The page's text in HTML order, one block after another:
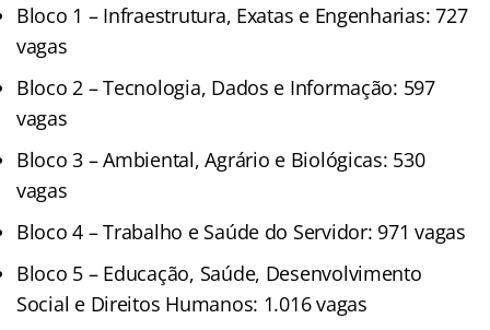
Bloco 1 – Infraestrutura, Exatas e Engenharias: 727
vagas
Bloco 2 – Tecnologia, Dados e Informação: 597
vagas
Bloco 3 – Ambiental, Agrário e Biológicas: 530
vagas
Bloco 4 – Trabalho e Saúde do Servidor: 971 vagas
Bloco 5 – Educação, Saúde, Desenvolvimento
Social e Direitos Humanos: 1.016 vagas